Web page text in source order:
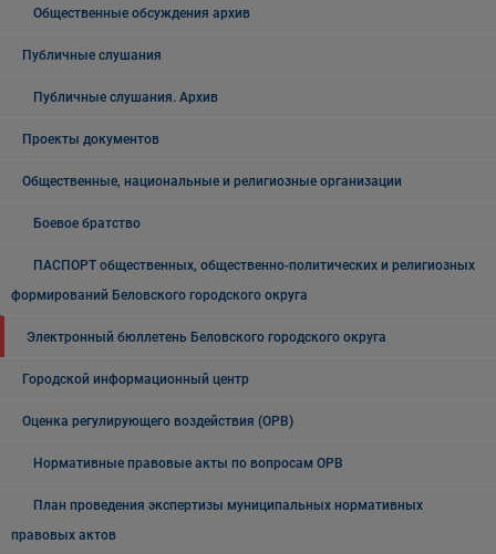
Общественные обсуждения архив
Публичные слушания
Публичные слушания. Архив
Проекты документов
Общественные, национальные и религиозные организации
Боевое братство
ПАСПОРТ общественных, общественно-политических и религиозных
формирований Беловского городского округа
Электронный бюллетень Беловского городского округа
Городской информационный центр
Оценка регулирующего воздействия (ОРВ)
Нормативные правовые акты по вопросам ОРВ
План проведения экспертизы муниципальных нормативных
правовых актов